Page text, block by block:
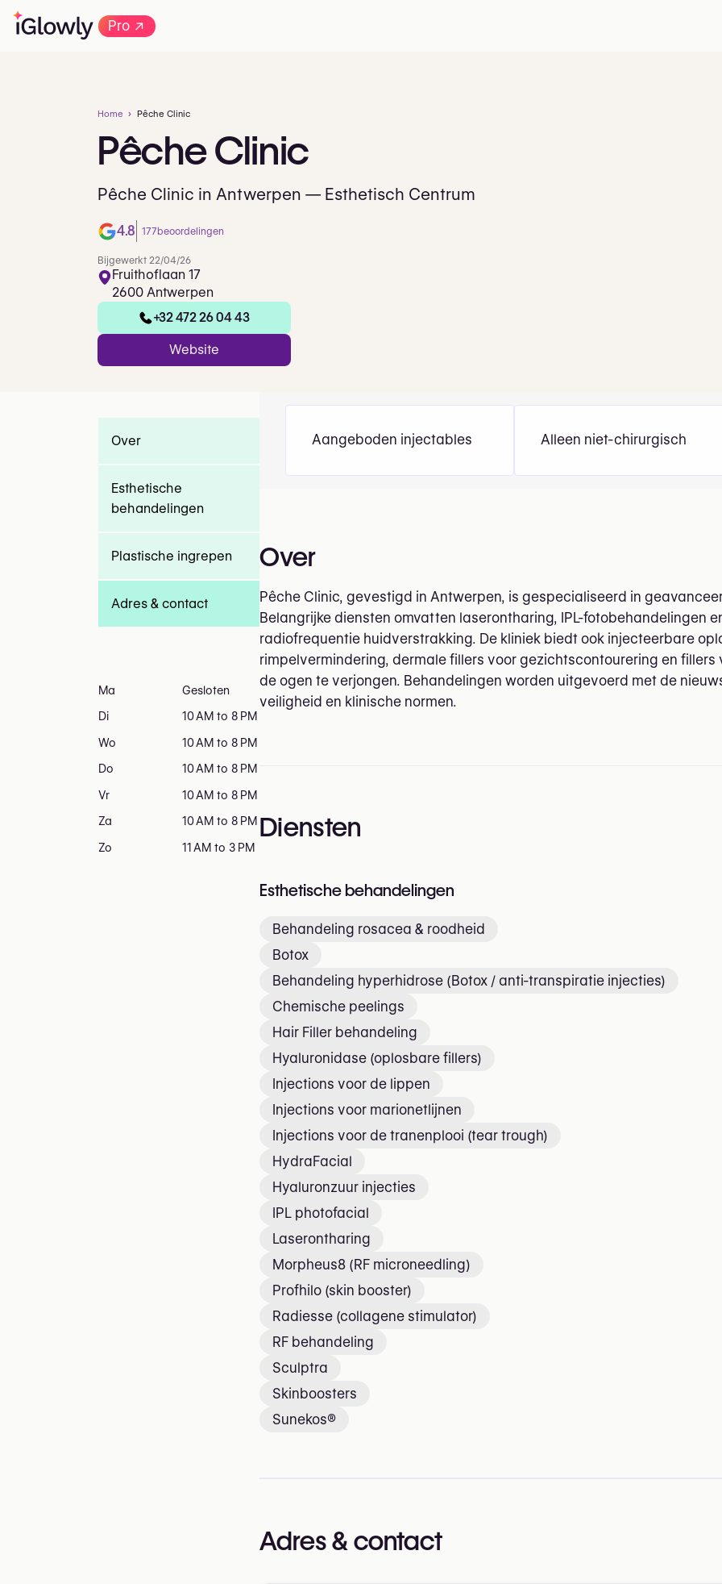
Pro→
Home Pêche Clinic
PêcheClinic
Pêche Clinic in Antwerpen — Esthetisch Centrum
4.8 177beoordelingen
Bijgewerkt 22/04/26
Fruithoflaan 17
2600 Antwerpen
+32 472 26 04 43
Website
Aangeboden injectables Alleen niet-chirurgisch
Over
Pêche Clinic, gevestigd in Antwerpen, is gespecialiseerd in
Belangrijke diensten omvatten laserontharing, IPL-fotobehandelingen
radiofrequentie huidverstrakking. De kliniek biedt ook injecteerbare
rimpelvermindering, dermale fillers voor gezichtscontourering en
de ogen te verjongen. Behandelingen worden uitgevoerd met de
veiligheid en klinische normen.
Diensten
Esthetische behandelingen
Behandeling rosacea & roodheid
Botox
Behandeling hyperhidrose (Botox / anti-transpiratie injecties)
Chemische peelings
Hair Filler behandeling
Hyaluronidase (oplosbare fillers)
Injections voor de lippen
Injections voor marionetlijnen
Injections voor de tranenplooi (tear trough)
HydraFacial
Hyaluronzuur injecties
IPL photofacial
Laserontharing
Morpheus8 (RF microneedling)
Profhilo (skin booster)
Radiesse (collagene stimulator)
RF behandeling
Sculptra
Skinboosters
Sunekos®
Adres & contact
Over
Esthetische
behandelingen
Plastische ingrepen
Adres & contact
Ma Gesloten
Di 10 AM to 8 PM
Wo 10 AM to 8 PM
Do 10 AM to 8 PM
Vr 10 AM to 8 PM
Za 10 AM to 8 PM
Zo 11 AM to 3 PM